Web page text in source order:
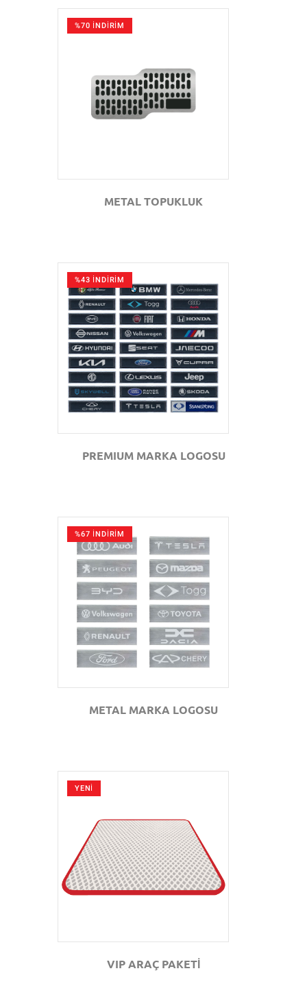
%70 İNDİRİM
GÖZAT
METAL TOPUKLUK
%43 İNDİRİM
GÖZAT
PREMIUM MARKA LOGOSU
%67 İNDİRİM
GÖZAT
METAL MARKA LOGOSU
YENİ
GÖZAT
VIP ARAÇ PAKETİ